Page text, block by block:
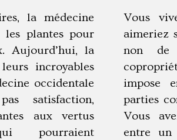
la médecine
plantes pour
Aujourd’hui, la
incroyables
occidentale
satisfaction,
aux vertus
pourraient
Vous
aimeriez
non de
impose
parties
Vous
entre un